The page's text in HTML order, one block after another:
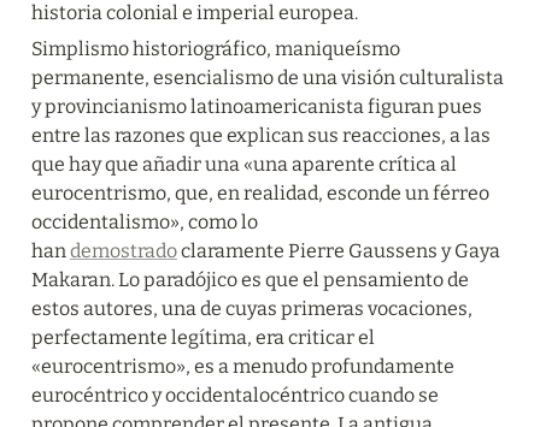
historia colonial e imperial europea.
Simplismo historiográfico, maniqueísmo
permanente, esencialismo de una visión culturalista
y provincianismo latinoamericanista figuran pues
entre las razones que explican sus reacciones, a las
que hay que añadir una «una aparente crítica al
eurocentrismo, que, en realidad, esconde un férreo
occidentalismo», como lo
han demostrado claramente Pierre Gaussens y Gaya
Makaran. Lo paradójico es que el pensamiento de
estos autores, una de cuyas primeras vocaciones,
perfectamente legítima, era criticar el
«eurocentrismo», es a menudo profundamente
eurocéntrico y occidentalocéntrico cuando se